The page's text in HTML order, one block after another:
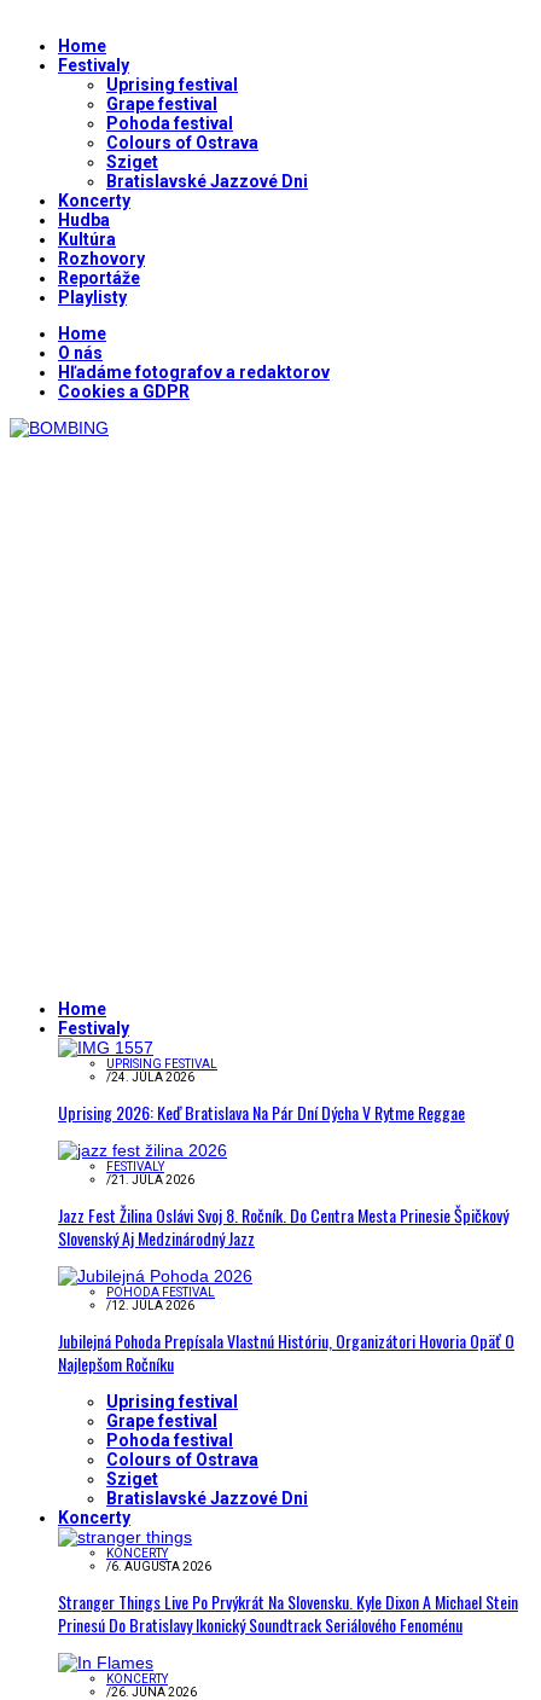
Home
Festivaly
Uprising festival
Grape festival
Pohoda festival
Colours of Ostrava
Sziget
Bratislavské Jazzové Dni
Koncerty
Hudba
Kultúra
Rozhovory
Reportáže
Playlisty
Home
O nás
Hľadáme fotografov a redaktorov
Cookies a GDPR
Home
Festivaly
UPRISING FESTIVAL
/24. JÚLA 2026
Uprising 2026: Keď Bratislava Na Pár Dní Dýcha V Rytme Reggae
FESTIVALY
/21. JÚLA 2026
Jazz Fest Žilina Oslávi Svoj 8. Ročník. Do Centra Mesta Prinesie Špičkový
Slovenský Aj Medzinárodný Jazz
POHODA FESTIVAL
/12. JÚLA 2026
Jubilejná Pohoda Prepísala Vlastnú Históriu, Organizátori Hovoria Opäť O
Najlepšom Ročníku
Uprising festival
Grape festival
Pohoda festival
Colours of Ostrava
Sziget
Bratislavské Jazzové Dni
Koncerty
KONCERTY
/6. AUGUSTA 2026
Stranger Things Live Po Prvýkrát Na Slovensku. Kyle Dixon A Michael Stein
Prinesú Do Bratislavy Ikonický Soundtrack Seriálového Fenoménu
KONCERTY
/26. JÚNA 2026